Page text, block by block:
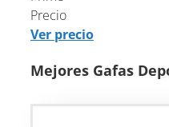
Precio
Ver precio
Mejores Gafas